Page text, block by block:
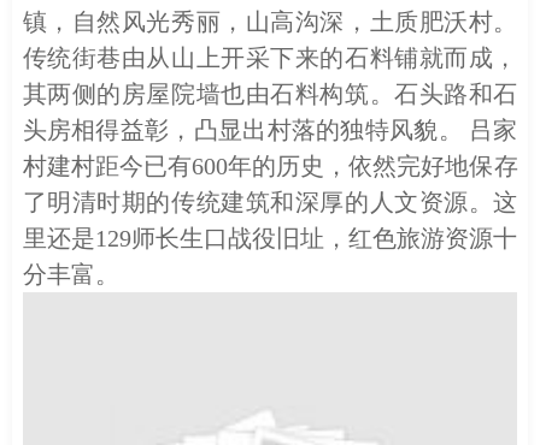
镇，自然风光秀丽，山高沟深，土质肥沃村。
传统街巷由从山上开采下来的石料铺就而成，
其两侧的房屋院墙也由石料构筑。石头路和石
头房相得益彰，凸显出村落的独特风貌。 吕家
村建村距今已有600年的历史 ，依然完好地保存
了明清时期的传统建筑和深厚的人文资源。这
里还是129师长生口战役旧址，红色旅游资源十
分丰富。